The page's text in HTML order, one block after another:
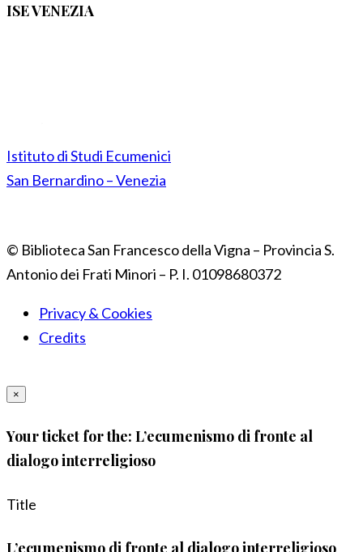
ISE VENEZIA
Istituto di Studi Ecumenici
San Bernardino – Venezia
© Biblioteca San Francesco della Vigna – Provincia S.
Antonio dei Frati Minori – P. I. 01098680372
Privacy & Cookies
Credits
×
Your ticket for the: L’ecumenismo di fronte al
dialogo interreligioso
Title
L’ecumenismo di fronte al dialogo interreligioso